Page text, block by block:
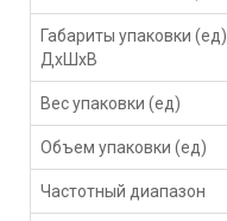
Габариты упаковки (ед)
ДхШхВ
Вес упаковки (ед)
Объем упаковки (ед)
Частотный диапазон